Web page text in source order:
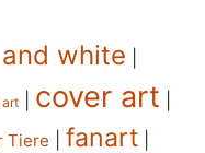
white
cover art
Tiere fanart